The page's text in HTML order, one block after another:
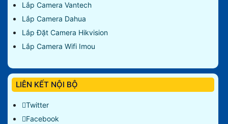
Lắp Camera Vantech
Lắp Camera Dahua
Lắp Đặt Camera Hikvision
Lắp Camera Wifi Imou
LIÊN KẾT NỘI BỘ
Twitter
Facebook